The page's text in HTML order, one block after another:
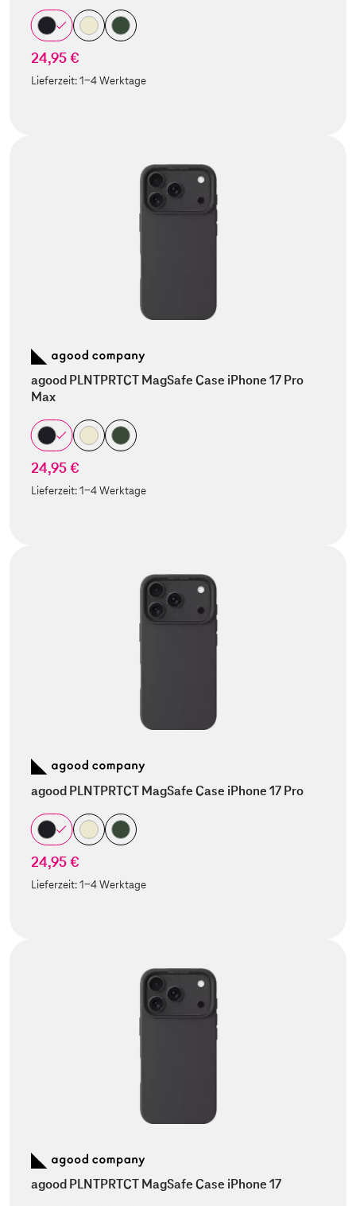
24,95 €
Lieferzeit:1-4 Werktage
agood PLNTPRTCT MagSafe Case iPhone 17 Pro
Max
24,95 €
Lieferzeit:1-4 Werktage
agood PLNTPRTCT MagSafe Case iPhone 17 Pro
24,95 €
Lieferzeit:1-4 Werktage
agood PLNTPRTCT MagSafe Case iPhone 17